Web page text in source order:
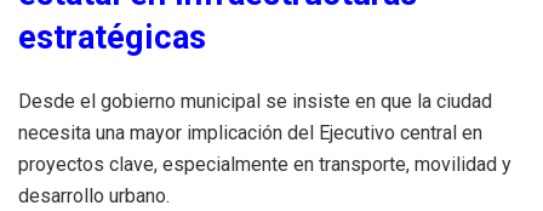
estratégicas
Desde el gobierno municipal se insiste en que la ciudad
necesita una mayor implicación del Ejecutivo central en
proyectos clave, especialmente en transporte, movilidad y
desarrollo urbano.